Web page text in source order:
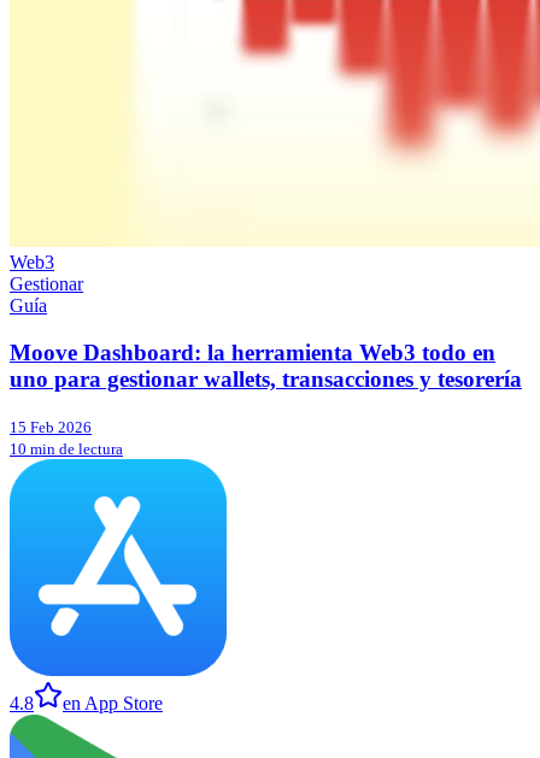
Web3
Gestionar
Guía
Moove Dashboard: la herramienta Web3 todo en
uno para gestionar wallets, transacciones y tesorería
15 Feb 2026
10 min de lectura
4.8 en App Store